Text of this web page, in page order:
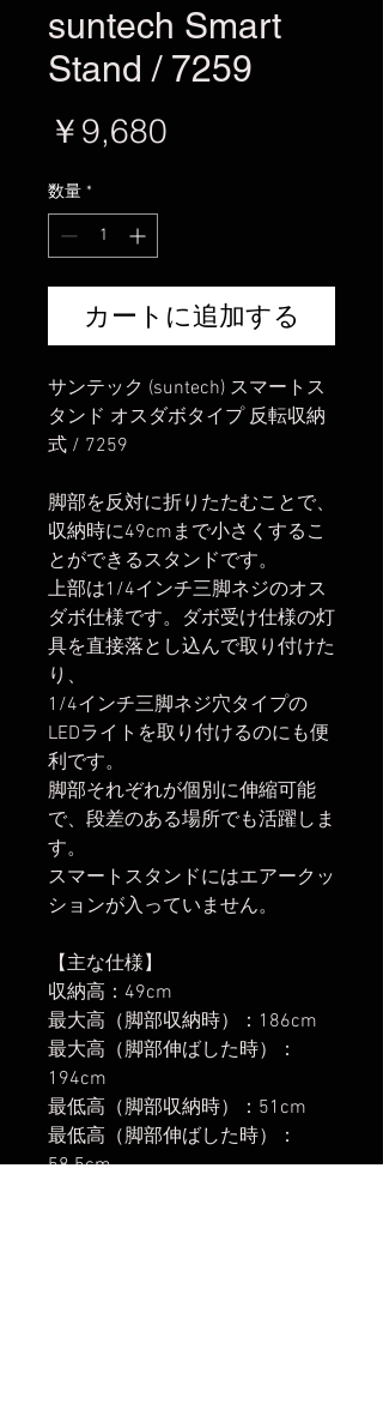
suntech Smart
Stand / 7259
￥9,680
数量 *
カートに追加する
サンテック (suntech) スマートス
タンド オスダボタイプ 反転収納
式 / 7259
脚部を反対に折りたたむことで、
収納時に49cmまで小さくするこ
とができるスタンドです。
上部は1/4インチ三脚ネジのオス
ダボ仕様です。ダボ受け仕様の灯
具を直接落とし込んで取り付けた
り、
1/4インチ三脚ネジ穴タイプの
LEDライトを取り付けるのにも便
利です。
脚部それぞれが個別に伸縮可能
で、段差のある場所でも活躍しま
す。
スマートスタンドにはエアークッ
ションが入っていません。
【主な仕様】
収納高：49cm
最大高（脚部収納時）：186cm
最大高（脚部伸ばした時）：
194cm
最低高（脚部収納時）：51cm
最低高（脚部伸ばした時）：
58.5cm